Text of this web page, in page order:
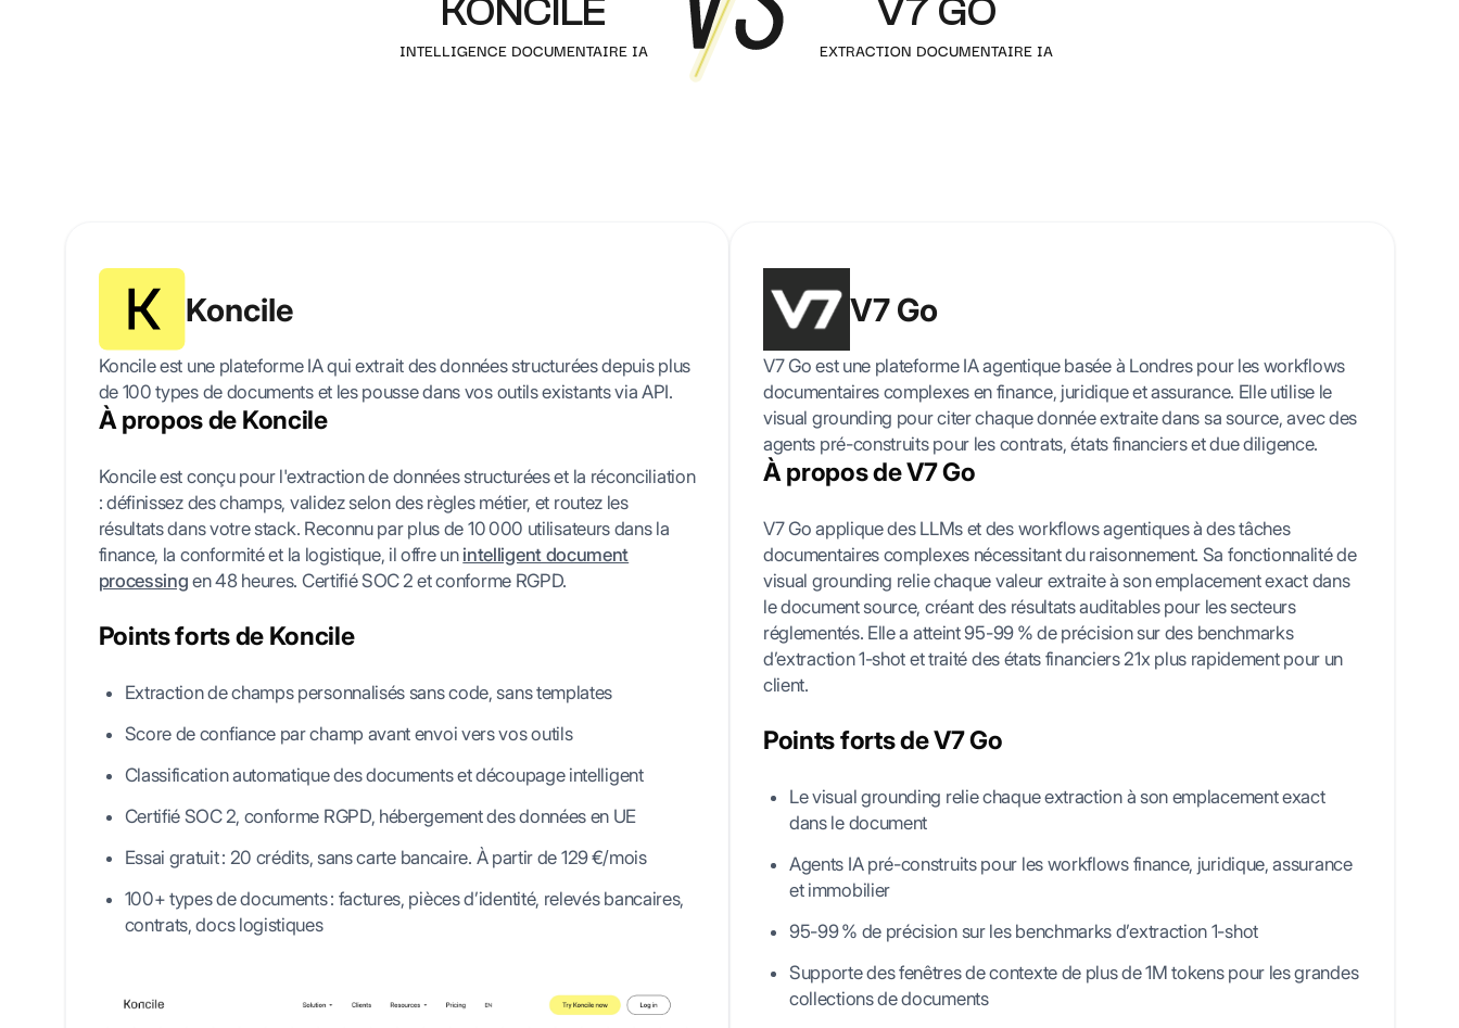
fraude
l'authenticité des
Ordonnance
All templates
Toutes nos ressources & guides
Articles, tutoriels, cas clients et plus encore
KONCILE
INTELLIGENCE DOCUMENTAIRE IA
V7 GO
EXTRACTION DOCUMENTAIRE IA
Koncile
Koncile est une plateforme IA qui extrait des données structurées depuis plus
de 100 types de documents et les pousse dans vos outils existants via API.
À propos de Koncile
Koncile est conçu pour l'extraction de données structurées et la réconciliation
: définissez des champs, validez selon des règles métier, et routez les
résultats dans votre stack. Reconnu par plus de 10 000 utilisateurs dans la
finance, la conformité et la logistique, il offre unintelligent document
processing en 48 heures. Certifié SOC 2 et conforme RGPD.
Points forts de Koncile
Extraction de champs personnalisés sans code, sans templates
Score de confiance par champ avant envoi vers vos outils
Classification automatique des documents et découpage intelligent
Certifié SOC 2, conforme RGPD, hébergement des données en UE
Essai gratuit : 20 crédits, sans carte bancaire. À partir de 129 €/mois
100+ types de documents : factures, pièces d’identité, relevés bancaires,
contrats, docs logistiques
V7 Go
V7 Go est une plateforme IA agentique basée à Londres pour les workflows
documentaires complexes en finance, juridique et assurance. Elle utilise le
visual grounding pour citer chaque donnée extraite dans sa source, avec des
agents pré-construits pour les contrats, états financiers et due diligence.
À propos de V7 Go
V7 Go applique des LLMs et des workflows agentiques à des tâches
documentaires complexes nécessitant du raisonnement. Sa fonctionnalité de
visual grounding relie chaque valeur extraite à son emplacement exact dans
le document source, créant des résultats auditables pour les secteurs
réglementés. Elle a atteint 95-99 % de précision sur des benchmarks
d’extraction 1-shot et traité des états financiers 21x plus rapidement pour un
client.
Points forts de V7 Go
Le visual grounding relie chaque extraction à son emplacement exact
dans le document
Agents IA pré-construits pour les workflows finance, juridique, assurance
et immobilier
95-99 % de précision sur les benchmarks d’extraction 1-shot
Supporte des fenêtres de contexte de plus de 1M tokens pour les grandes
collections de documents